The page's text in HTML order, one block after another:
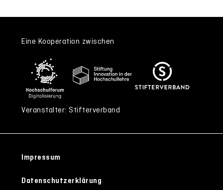
Eine Kooperation zwischen
Veranstalter: Stifterverband
Impressum
Datenschutzerklärung